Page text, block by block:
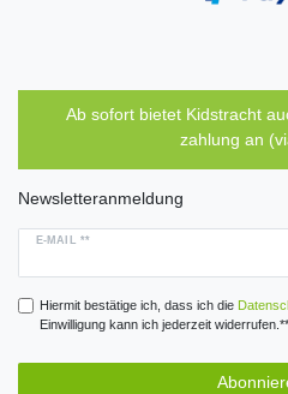
Ab sofort bietet Kidstracht
zahlung an
Newsletteranmeldung
E-MAIL **
Hiermit bestätige ich, dass ich die
Einwilligung kann ich jederzeit widerrufen.**